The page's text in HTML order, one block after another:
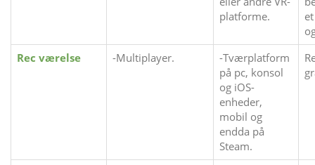
platforme.
Rec værelse
-Multiplayer.
-Tværplatform
på pc, konsol
og iOS-
enheder,
mobil og
endda på
Steam.